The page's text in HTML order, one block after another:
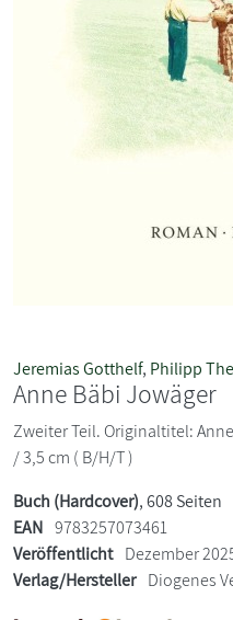
Jeremias Gotthelf, Philipp
Anne Bäbi Jowäger
Zweiter Teil. Originaltitel:
/ 3,5 cm ( B/H/T )
Buch (Hardcover), 608 Seiten
EAN 9783257073461
Veröffentlicht Dezember
Verlag/Hersteller Diogenes